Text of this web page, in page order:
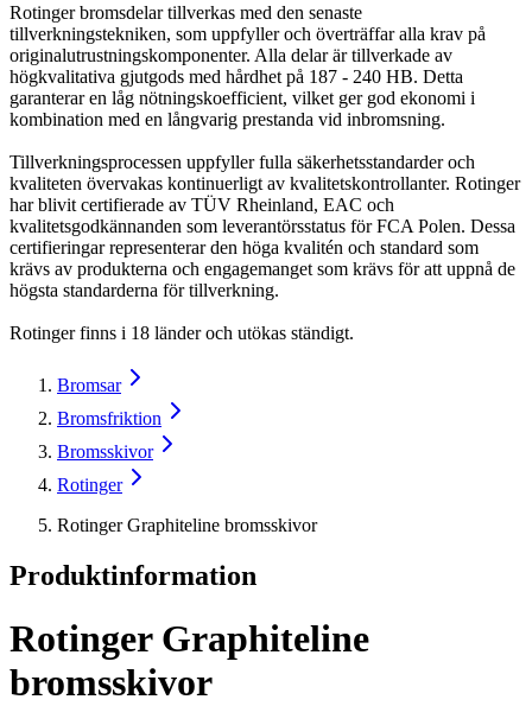
Rotinger bromsdelar tillverkas med den senaste
tillverkningstekniken, som uppfyller och överträffar alla krav på
originalutrustningskomponenter. Alla delar är tillverkade av
högkvalitativa gjutgods med hårdhet på 187 - 240 HB. Detta
garanterar en låg nötningskoefficient, vilket ger god ekonomi i
kombination med en långvarig prestanda vid inbromsning.
Tillverkningsprocessen uppfyller fulla säkerhetsstandarder och
kvaliteten övervakas kontinuerligt av kvalitetskontrollanter. Rotinger
har blivit certifierade av TÜV Rheinland, EAC och
kvalitetsgodkännanden som leverantörsstatus för FCA Polen. Dessa
certifieringar representerar den höga kvalitén och standard som
krävs av produkterna och engagemanget som krävs för att uppnå de
högsta standarderna för tillverkning.
Rotinger finns i 18 länder och utökas ständigt.
Bromsar
Bromsfriktion
Bromsskivor
Rotinger
Rotinger Graphiteline bromsskivor
Produktinformation
Rotinger Graphiteline
bromsskivor